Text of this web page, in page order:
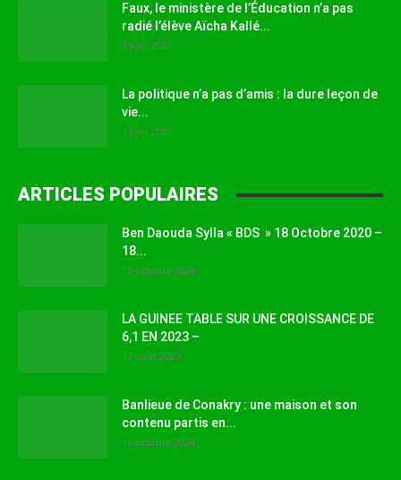
Faux, le ministère de l’Éducation n’a pas
radié l’élève Aïcha Kallé...
9 juin 2026
La politique n’a pas d’amis : la dure leçon de
vie...
1 juin 2026
ARTICLES POPULAIRES
Ben Daouda Sylla « BDS » 18 Octobre 2020 –
18...
18 octobre 2024
LA GUINEE TABLE SUR UNE CROISSANCE DE
6,1 EN 2023 –
17 août 2023
Banlieue de Conakry : une maison et son
contenu partis en...
16 octobre 2024